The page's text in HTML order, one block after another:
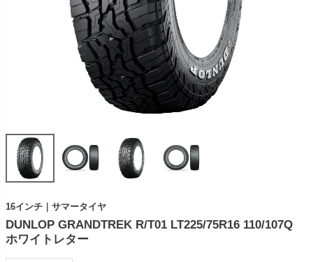
16インチ｜サマータイヤ
DUNLOP GRANDTREK R/T01 LT225/75R16 110/107Q
ホワイトレター